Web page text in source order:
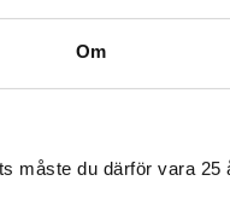
Om
måste du därför vara 25
Köp en till och